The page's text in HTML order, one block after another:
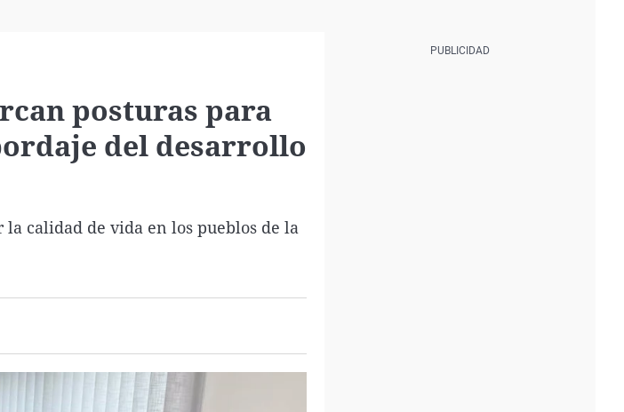
posturas para
del desarrollo
calidad de vida en los pueblos de la